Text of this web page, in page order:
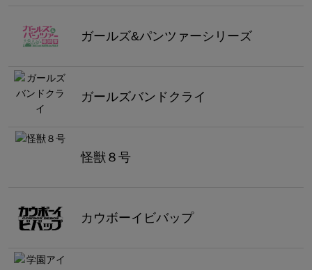
ガールズ&パンツァーシリーズ
ガールズバンドクライ
怪獣８号
カウボーイビバップ